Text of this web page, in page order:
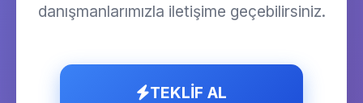
danışmanlarımızla iletişime geçebilirsiniz.
TEKLİF AL